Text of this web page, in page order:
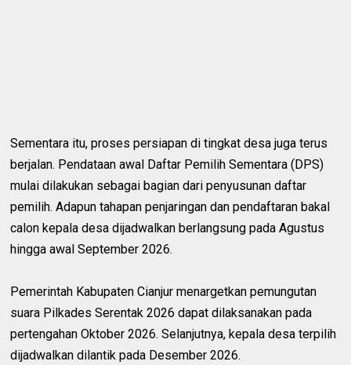
Sementara itu, proses persiapan di tingkat desa juga terus
berjalan. Pendataan awal Daftar Pemilih Sementara (DPS)
mulai dilakukan sebagai bagian dari penyusunan daftar
pemilih. Adapun tahapan penjaringan dan pendaftaran bakal
calon kepala desa dijadwalkan berlangsung pada Agustus
hingga awal September 2026.
Pemerintah Kabupaten Cianjur menargetkan pemungutan
suara Pilkades Serentak 2026 dapat dilaksanakan pada
pertengahan Oktober 2026. Selanjutnya, kepala desa terpilih
dijadwalkan dilantik pada Desember 2026.